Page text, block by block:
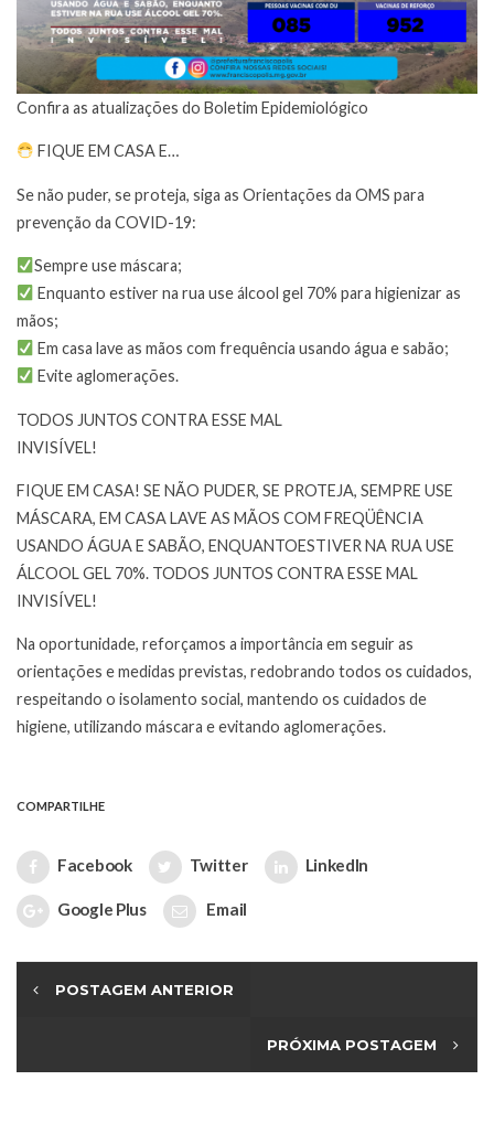
Confira as atualizações do Boletim Epidemiológico
FIQUE EM CASA E…
Se não puder, se proteja, siga as Orientações da OMS para
prevenção da COVID-19:
Sempre use máscara;
Enquanto estiver na rua use álcool gel 70% para higienizar as
mãos;
Em casa lave as mãos com frequência usando água e sabão;
Evite aglomerações.
TODOS JUNTOS CONTRA ESSE MAL
INVISÍVEL!
FIQUE EM CASA! SE NÃO PUDER, SE PROTEJA, SEMPRE USE
MÁSCARA, EM CASA LAVE AS MÃOS COM FREQÜÊNCIA
USANDO ÁGUA E SABÃO, ENQUANTOESTIVER NA RUA USE
ÁLCOOL GEL 70%. TODOS JUNTOS CONTRA ESSE MAL
INVISÍVEL!
Na oportunidade, reforçamos a importância em seguir as
orientações e medidas previstas, redobrando todos os cuidados,
respeitando o isolamento social, mantendo os cuidados de
higiene, utilizando máscara e evitando aglomerações.
COMPARTILHE
Facebook Twitter LinkedIn
Google Plus Email
POSTAGEM ANTERIOR
PRÓXIMA POSTAGEM